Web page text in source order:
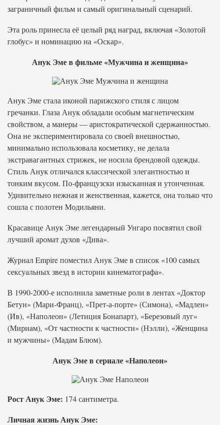
заграничный фильм и самый оригинальный сценарий.
Эта роль принесла её целый ряд наград, включая «Золотой
глобус» и номинацию на «Оскар».
Анук Эме в фильме «Мужчина и женщина»
Анук Эме стала иконой парижского стиля с лицом
гречанки. Глаза Анук обладали особым магнетическим
свойством, а манеры — аристократической сдержанностью.
Она не экспериментировала со своей внешностью,
минимально использовала косметику, не делала
экстравагантных стрижек, не носила брендовой одежды.
Стиль Анук отличался классической элегантностью и
тонким вкусом. По-французски изысканная и утонченная.
Удивительно нежная и женственная, кажется, она только что
сошла с полотен Модильяни.
Красавице Анук Эме легендарный Унгаро посвятил свой
лучший аромат духов «Дива».
Журнал Empire поместил Анук Эме в список «100 самых
сексуальных звезд в истории кинематографа».
В 1990-2000-е исполнила заметные роли в лентах «Доктор
Бетун» (Мари-Франц), «Прет-а-порте» (Симона), «Мадлен»
(Ив), «Наполеон» (Летиция Бонапарт), «Березовый луг»
(Мириам), «От частности к частности» (Нэлли), «Женщина
и мужчины» (Мадам Блюм).
Анук Эме в сериале «Наполеон»
Рост Анук Эме: 174 сантиметра.
Личная жизнь Анук Эме: